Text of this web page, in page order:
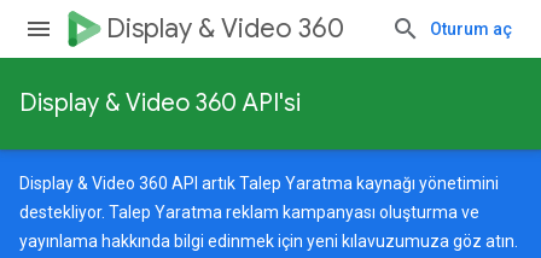
Display & Video 360 Oturum aç
Display & Video 360 API'si
Display & Video 360 API artık Talep Yaratma kaynağı yönetimini
destekliyor. Talep Yaratma reklam kampanyası oluşturma ve
yayınlama hakkında bilgi edinmek için yeni kılavuzumuza göz atın.